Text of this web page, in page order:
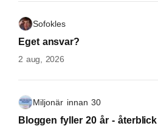
Sofokles
Eget ansvar?
2 aug, 2026
Miljonär innan 30
Bloggen fyller 20 år -